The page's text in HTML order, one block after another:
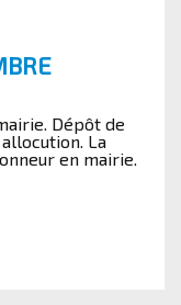
Dépôt de
La
en mairie.